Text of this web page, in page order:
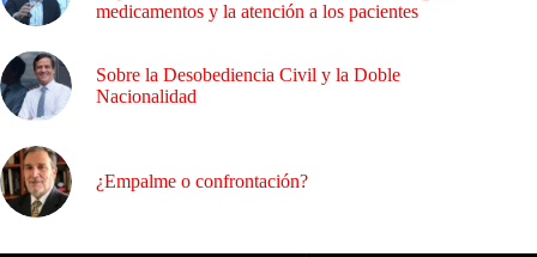
medicamentos y la atención a los pacientes
Sobre la Desobediencia Civil y la Doble
Nacionalidad
¿Empalme o confrontación?